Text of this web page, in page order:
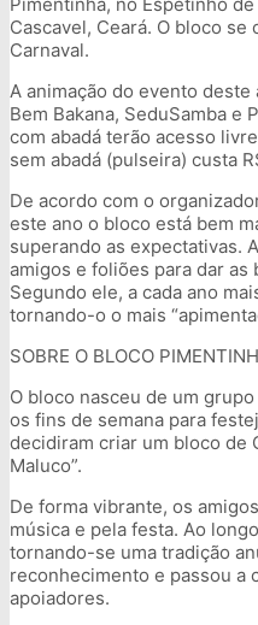
Cascavel, Ceará. O bloco
Carnaval.
A animação do evento
Bem Bakana, SeduSamba e
com abadá terão acesso
sem abadá (pulseira) custa
De acordo com o
este ano o bloco está bem
superando as expectativas.
amigos e foliões para dar as
Segundo ele, a cada ano
tornando-o o mais
SOBRE O BLOCO
O bloco nasceu de um
os fins de semana para
decidiram criar um bloco de
Maluco”.
De forma vibrante, os
música e pela festa. Ao
tornando-se uma tradição
reconhecimento e passou a
apoiadores.